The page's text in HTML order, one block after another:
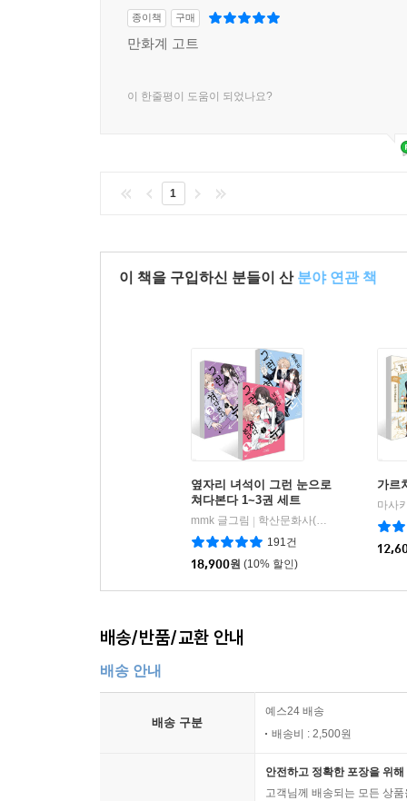
종이책 구매
옆자리 녀석이 그런 눈으로
쳐다본다 1~3권 세트
mmk 글그림 | 학산문화사(단행본)
191건
18,900원(10% 할인)
가르
배송/반품/교환 안내
배송 안내
예스24 배송
안전하고 정확한 포장을 위